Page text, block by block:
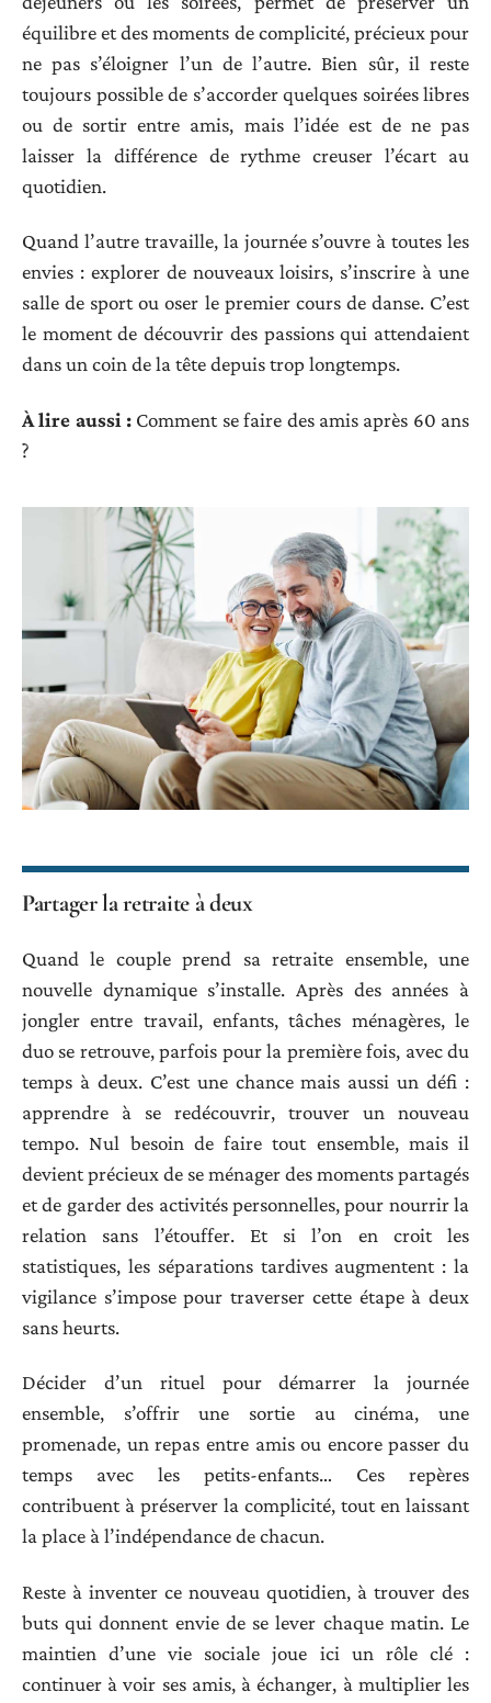
équilibre et des moments de complicité, précieux pour
ne pas s’éloigner l’un de l’autre. Bien sûr, il reste
toujours possible de s’accorder quelques soirées libres
ou de sortir entre amis, mais l’idée est de ne pas
laisser la différence de rythme creuser l’écart au
quotidien.
Quand l’autre travaille, la journée s’ouvre à toutes les
envies : explorer de nouveaux loisirs, s’inscrire à une
salle de sport ou oser le premier cours de danse. C’est
le moment de découvrir des passions qui attendaient
dans un coin de la tête depuis trop longtemps.
À lire aussi : Comment se faire des amis après 60 ans
?
Partager la retraite à deux
Quand le couple prend sa retraite ensemble, une
nouvelle dynamique s’installe. Après des années à
jongler entre travail, enfants, tâches ménagères, le
duo se retrouve, parfois pour la première fois, avec du
temps à deux. C’est une chance mais aussi un défi :
apprendre à se redécouvrir, trouver un nouveau
tempo. Nul besoin de faire tout ensemble, mais il
devient précieux de se ménager des moments partagés
et de garder des activités personnelles, pour nourrir la
relation sans l’étouffer. Et si l’on en croit les
statistiques, les séparations tardives augmentent : la
vigilance s’impose pour traverser cette étape à deux
sans heurts.
Décider d’un rituel pour démarrer la journée
ensemble, s’offrir une sortie au cinéma, une
promenade, un repas entre amis ou encore passer du
temps avec les petits-enfants… Ces repères
contribuent à préserver la complicité, tout en laissant
la place à l’indépendance de chacun.
Reste à inventer ce nouveau quotidien, à trouver des
buts qui donnent envie de se lever chaque matin. Le
maintien d’une vie sociale joue ici un rôle clé :
continuer à voir ses amis, à échanger, à multiplier les